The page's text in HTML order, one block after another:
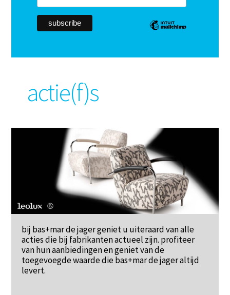
actie(f)s
bij bas+mar de jager geniet u uiteraard van alle
acties die bij fabrikanten actueel zijn. profiteer
van hun aanbiedingen en geniet van de
toegevoegde waarde die bas+mar de jager altijd
levert.